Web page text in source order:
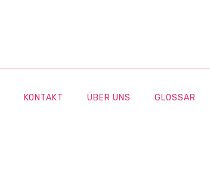
KONTAKT ÜBER UNS GLOSSAR